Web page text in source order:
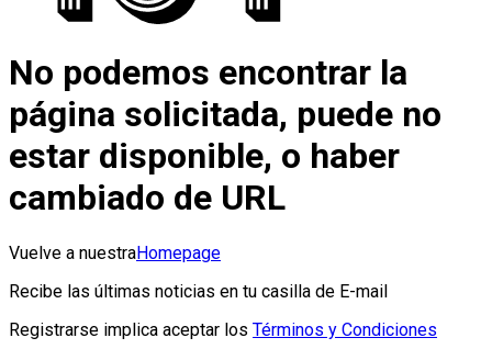
No podemos encontrar la
página solicitada, puede no
estar disponible, o haber
cambiado de URL
Vuelve a nuestraHomepage
Recibe las últimas noticias en tu casilla de E-mail
Registrarse implica aceptar los Términos y Condiciones